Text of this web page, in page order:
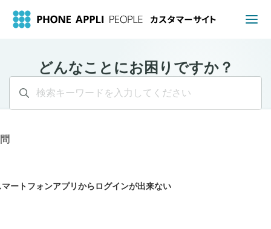
どんなことにお困りですか？